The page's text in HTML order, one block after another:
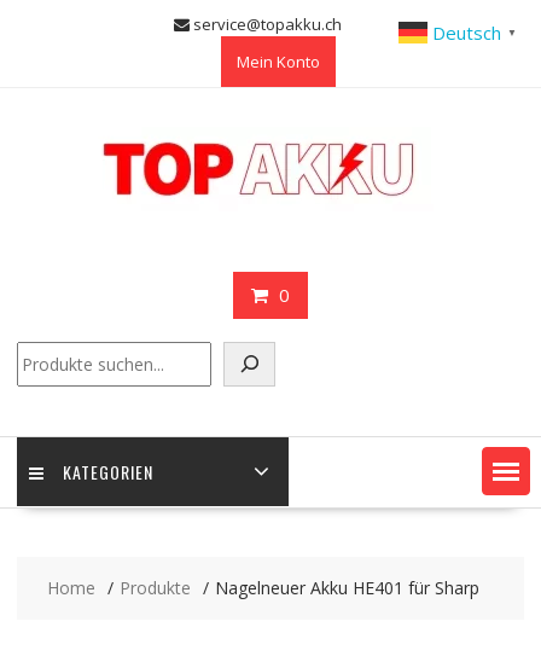
service@topakku.ch
Mein Konto
0
KATEGORIEN
Home Produkte Nagelneuer Akku HE401 für Sharp
Deutsch ▼